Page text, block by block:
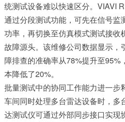
统测试设备难以快速区分。VIAVI
通过分段测试功能，可先在信号监
功率，再切换至仿真模式测试接收
故障源头。该维修公司数据显示，
障排查的准确率从78%提升至95%
本降低了20%。
批量测试中的协同工作能力进一步
车间同时处理多台雷达设备时，多
达测试仪可通过外部同步接口实